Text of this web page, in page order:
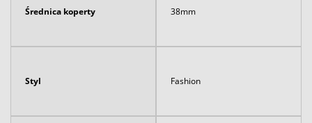
Średnica koperty 38mm
Styl Fashion